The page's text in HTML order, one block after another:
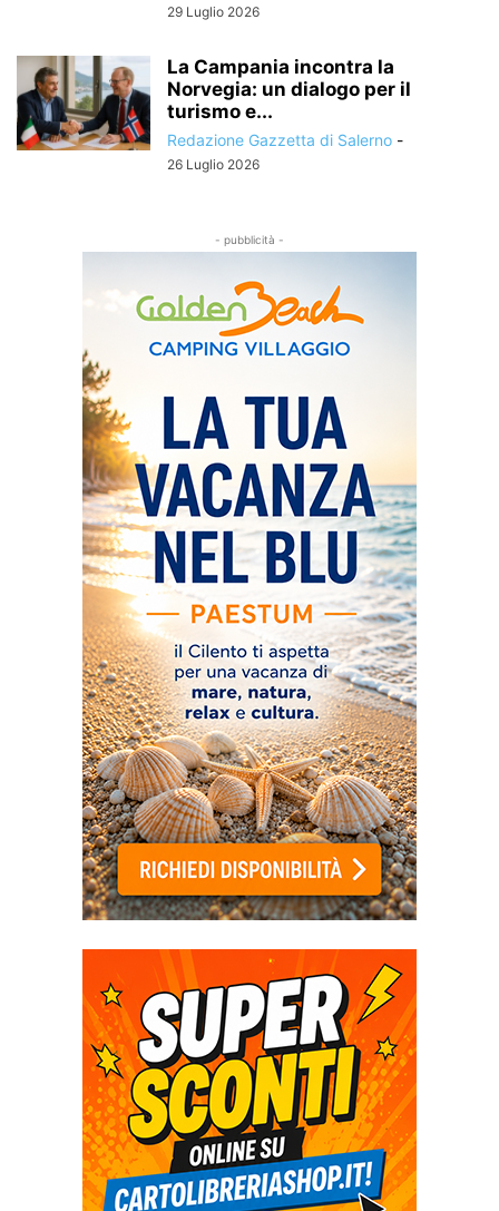
29 Luglio 2026
La Campania incontra la
Norvegia: un dialogo per il
turismo e...
Redazione Gazzetta di Salerno -
26 Luglio 2026
- pubblicità -